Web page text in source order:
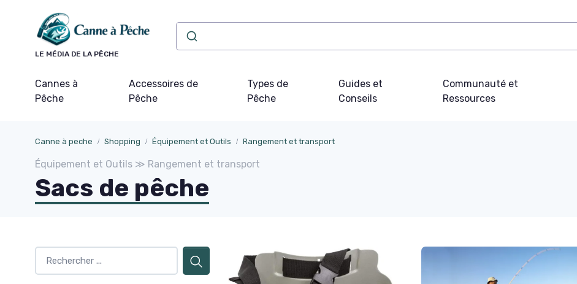
LE MÉDIA DE LA PÊCHE
Cannes à
Pêche
Accessoires de
Pêche
Types de
Pêche
Guides et
Conseils
Communauté et
Ressources
Canne à peche Shopping Équipement et Outils Rangement et transport
Équipement et Outils ≫ Rangement et transport
Sacs de pêche